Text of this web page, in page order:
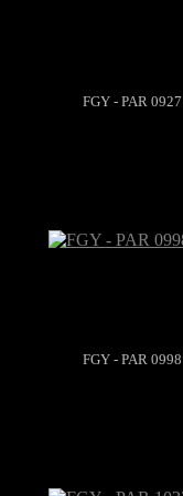
FGY - PAR 0927
FGY - PAR 0998